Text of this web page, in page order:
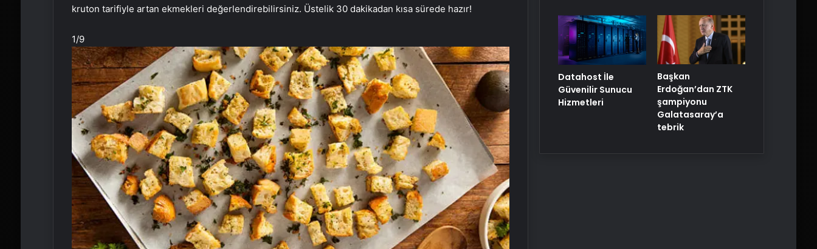
kruton tarifiyle artan ekmekleri değerlendirebilirsiniz. Üstelik 30 dakikadan kısa sürede hazır!
1/9
Datahost İle
Güvenilir Sunucu
Hizmetleri
Başkan
Erdoğan’dan ZTK
şampiyonu
Galatasaray’a
tebrik